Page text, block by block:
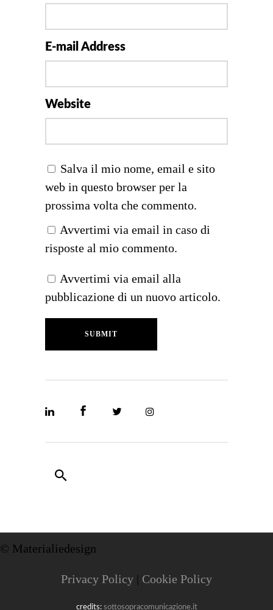
E-mail Address
Website
Salva il mio nome, email e sito
web in questo browser per la
prossima volta che commento.
Avvertimi via email in caso di
risposte al mio commento.
Avvertimi via email alla
pubblicazione di un nuovo articolo.
SUBMIT
© Materialiedesign
Privacy Policy Cookie Policy
credits: sottosopracomunicazione.it